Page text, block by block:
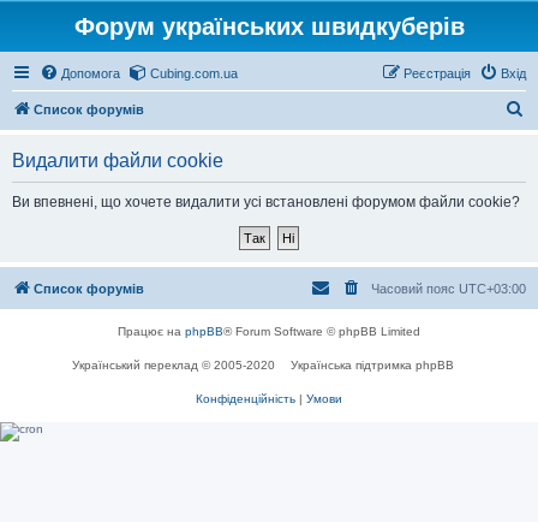
Форум українських швидкуберів
Допомога Cubing.com.ua Вхід
Реєстрація
Список форумів
Видалити файли cookie
Ви впевнені, що хочете видалити усі встановлені форумом файли cookie?
Список форумів Часовий пояс UTC+03:00
Працює на phpBB® Forum Software © phpBB Limited
Український переклад © 2005-2020 Українська підтримка phpBB
Конфіденційність | Умови